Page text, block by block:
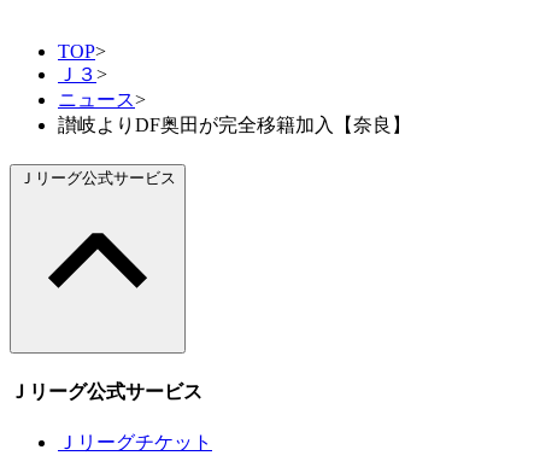
TOP>
Ｊ３>
ニュース>
讃岐よりDF奥田が完全移籍加入【奈良】
Ｊリーグ公式サービス
Ｊリーグ公式サービス
Ｊリーグチケット